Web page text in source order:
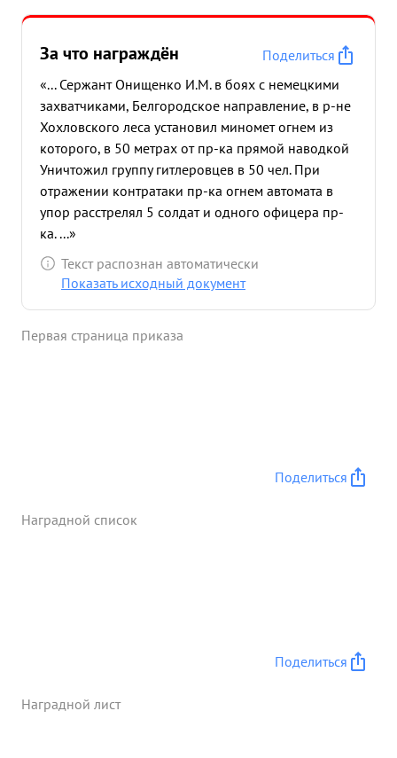
За что награждён
Поделиться
«... Сержант Онищенко И.М. в боях с немецкими
захватчиками, Белгородское направление, в р-не
Хохловского леса установил миномет огнем из
которого, в 50 метрах от пр-ка прямой наводкой
Уничтожил группу гитлеровцев в 50 чел. При
отражении контратаки пр-ка огнем автомата в
упор расстрелял 5 солдат и одного офицера пр-
ка. ...»
Текст распознан автоматически
Показать исходный документ
Первая страница приказа
Поделиться
Наградной список
Поделиться
Наградной лист